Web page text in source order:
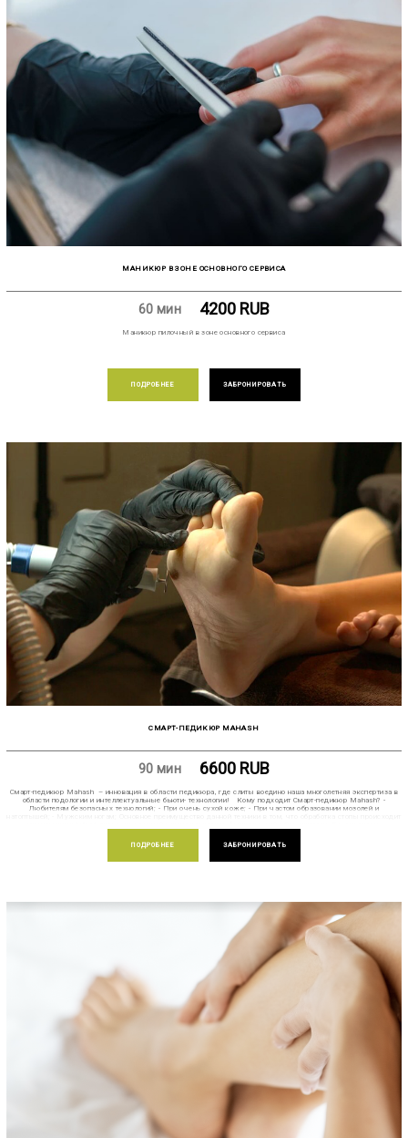
МАНИКЮР В ЗОНЕ ОСНОВНОГО СЕРВИСА
60 мин 4200 RUB
Маникюр пилочный в зоне основного сервиса
ПОДРОБНЕЕ ЗАБРОНИРОВАТЬ
СМАРТ-ПЕДИКЮР MAHASH
90 мин 6600 RUB
Смарт-педикюр Mahash – инновация в области педикюра, где слиты воедино наша многолетняя экспертиза в
области подологии и интеллектуальные бьюти- технологии! Кому подходит Смарт-педикюр Mahash? -
Любителям безопасных технологий; - При очень сухой коже; - При частом образовании мозолей и
педикюра MAHASH! Ну, а виртуозное исполнение самой техники дополнено уникальным молекулярным
маслом, создающим защитную мембрану для кожи. Потрясающий результат без микротрещин и травм!
ПОДРОБНЕЕ ЗАБРОНИРОВАТЬ